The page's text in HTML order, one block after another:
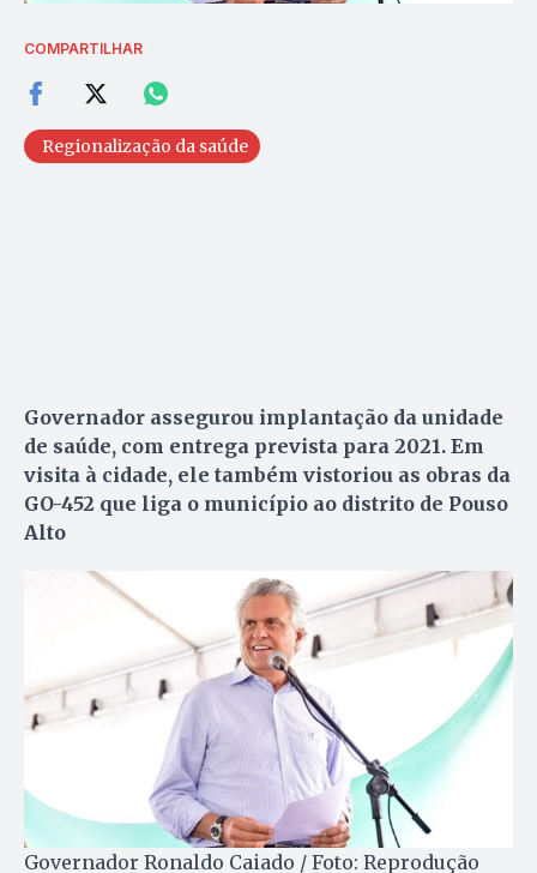
COMPARTILHAR
Regionalização da saúde
Governador assegurou implantação da unidade
de saúde, com entrega prevista para 2021. Em
visita à cidade, ele também vistoriou as obras da
GO-452 que liga o município ao distrito de Pouso
Alto
Governador Ronaldo Caiado / Foto: Reprodução